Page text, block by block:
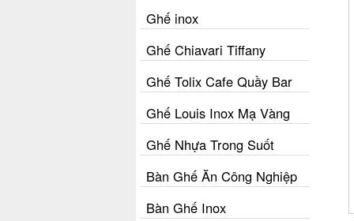
Ghế inox
Ghế Chiavari Tiffany
Ghế Tolix Cafe Quầy Bar
Ghế Louis Inox Mạ Vàng
Ghế Nhựa Trong Suốt
Bàn Ghế Ăn Công Nghiệp
Bàn Ghế Inox